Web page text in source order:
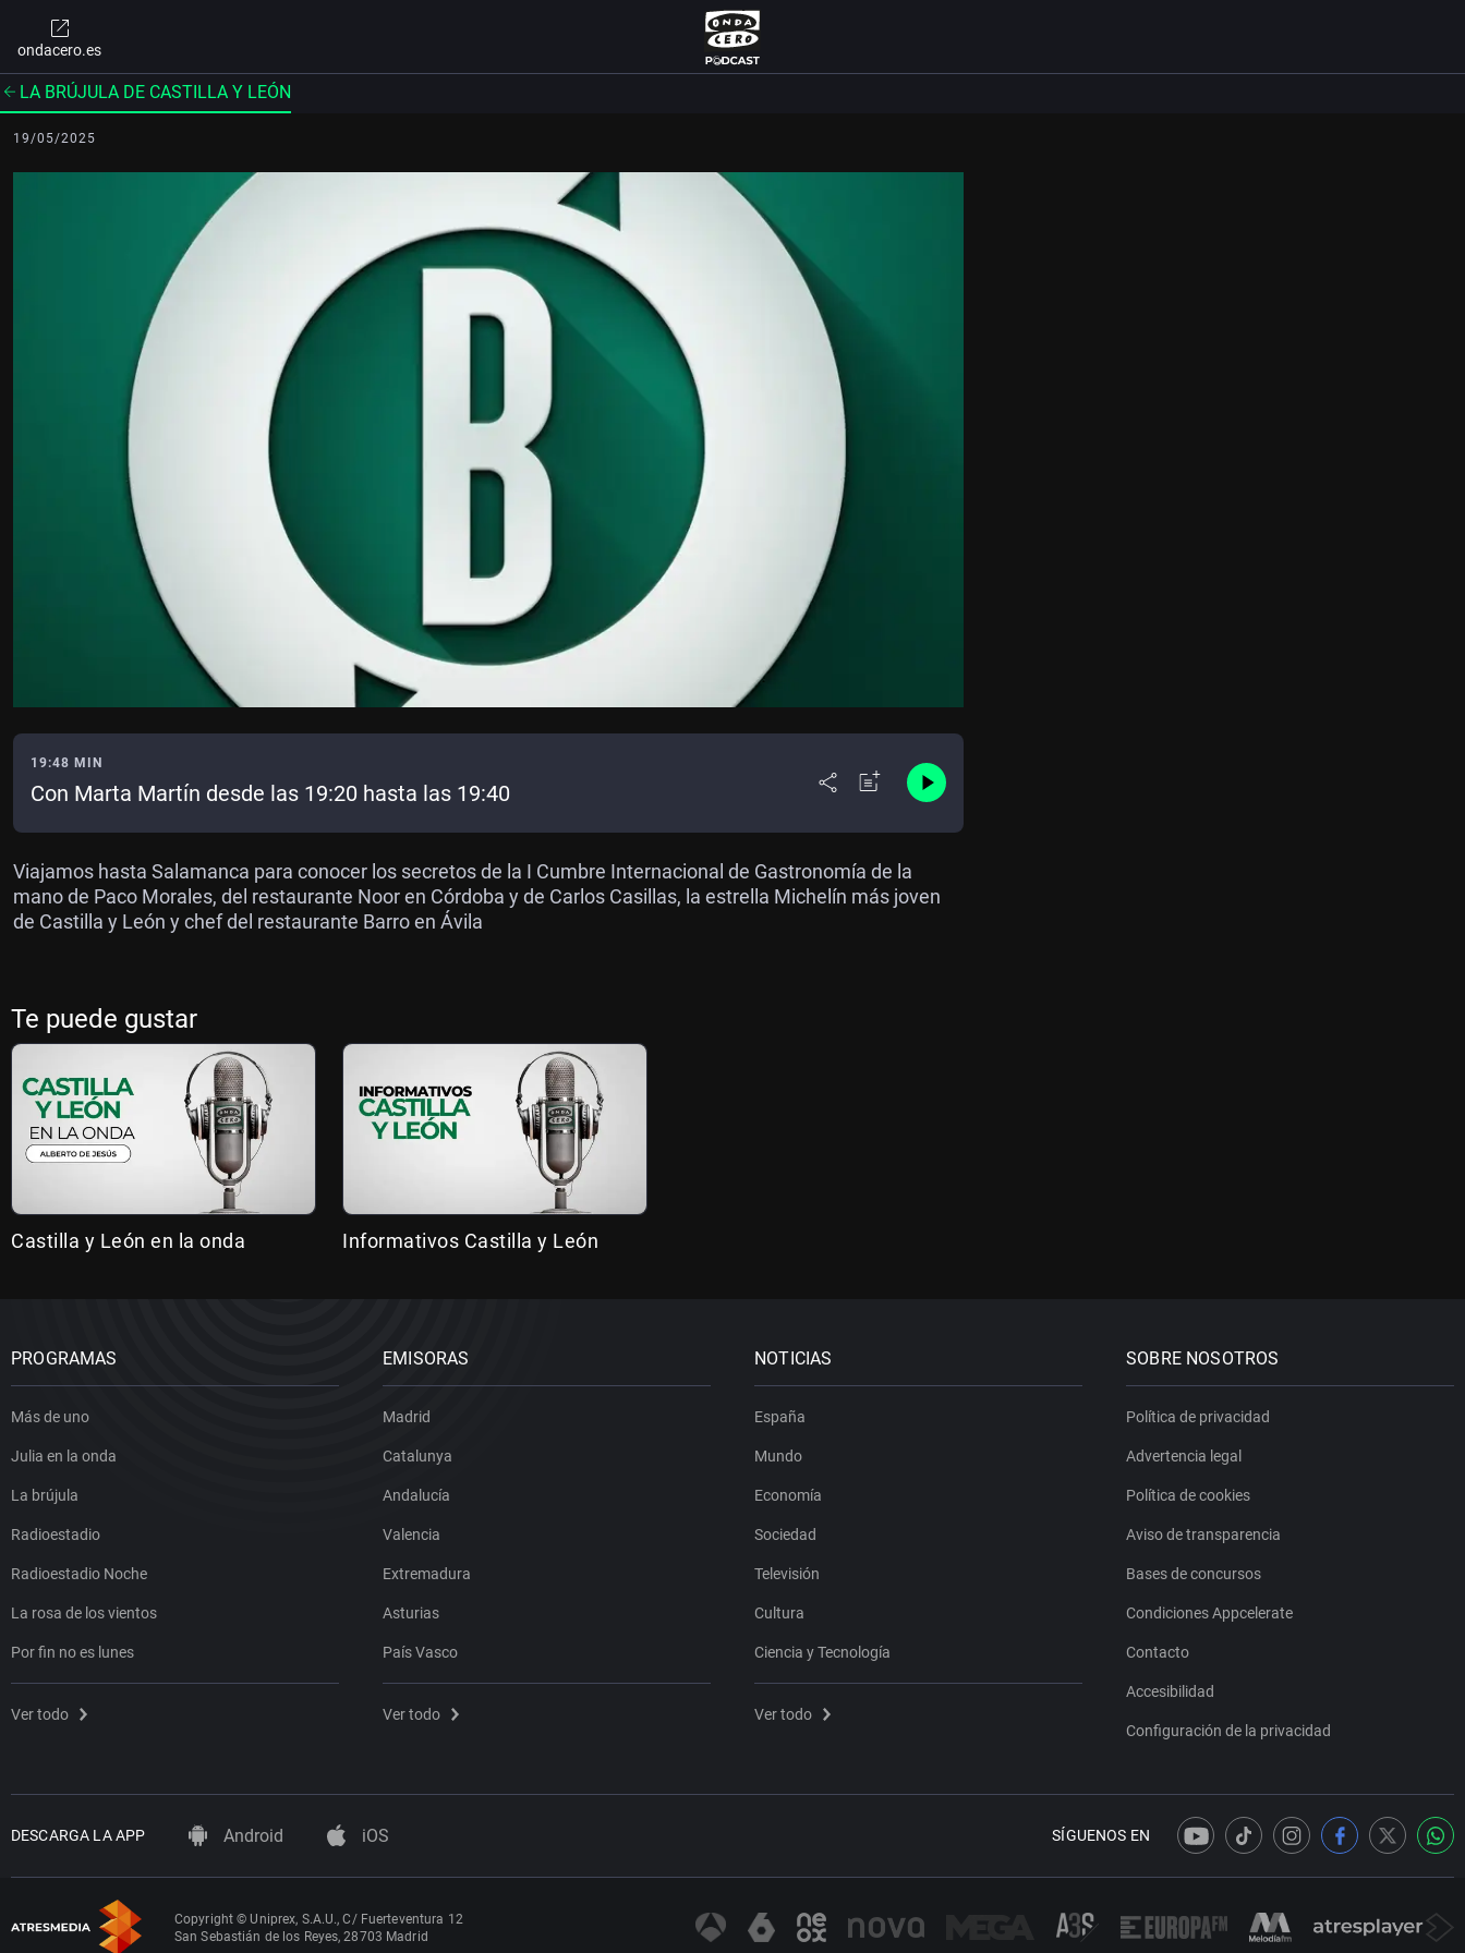
ondacero.es
LA BRÚJULA DE CASTILLA Y LEÓN
19/05/2025
19:48 MIN
Con Marta Martín desde las 19:20 hasta las 19:40
Viajamos hasta Salamanca para conocer los secretos de la I Cumbre Internacional de Gastronomía de la
mano de Paco Morales, del restaurante Noor en Córdoba y de Carlos Casillas, la estrella Michelín más joven
de Castilla y León y chef del restaurante Barro en Ávila
Te puede gustar
Castilla y León en la onda Informativos Castilla y León
PROGRAMAS
Más de uno
Julia en la onda
La brújula
Radioestadio
Radioestadio Noche
La rosa de los vientos
Por fin no es lunes
Ver todo
EMISORAS
Madrid
Catalunya
Andalucía
Valencia
Extremadura
Asturias
País Vasco
Ver todo
NOTICIAS
España
Mundo
Economía
Sociedad
Televisión
Cultura
Ciencia y Tecnología
Ver todo
SOBRE NOSOTROS
Política de privacidad
Advertencia legal
Política de cookies
Aviso de transparencia
Bases de concursos
Condiciones Appcelerate
Contacto
Accesibilidad
Configuración de la privacidad
DESCARGA LA APP Android iOS SÍGUENOS EN
Copyright © Uniprex, S.A.U., C/ Fuerteventura 12
San Sebastián de los Reyes, 28703 Madrid